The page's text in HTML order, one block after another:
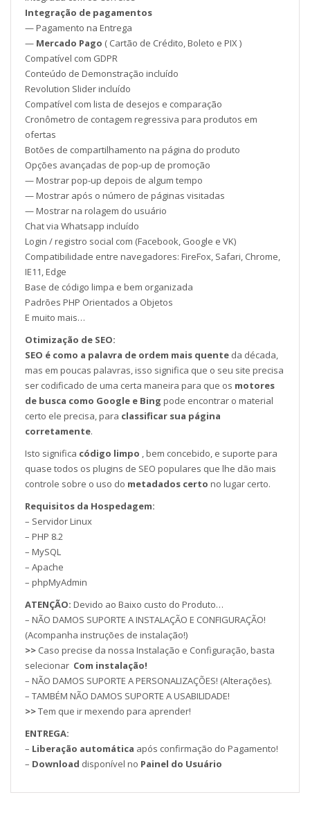
Integração de pagamentos
— Pagamento na Entrega
— Mercado Pago ( Cartão de Crédito, Boleto e PIX )
Compatível com GDPR
Conteúdo de Demonstração incluído
Revolution Slider incluído
Compatível com lista de desejos e comparação
Cronômetro de contagem regressiva para produtos em
ofertas
Botões de compartilhamento na página do produto
Opções avançadas de pop-up de promoção
— Mostrar pop-up depois de algum tempo
— Mostrar após o número de páginas visitadas
— Mostrar na rolagem do usuário
Chat via Whatsapp incluído
Login / registro social com (Facebook, Google e VK)
Compatibilidade entre navegadores: FireFox, Safari, Chrome,
IE11, Edge
Base de código limpa e bem organizada
Padrões PHP Orientados a Objetos
E muito mais…
Otimização de SEO:
SEO é como a palavra de ordem mais quente da década,
mas em poucas palavras, isso significa que o seu site precisa
ser codificado de uma certa maneira para que os motores
de busca como Google e Bing pode encontrar o material
certo ele precisa, para classificar sua página
corretamente.
Isto significa código limpo , bem concebido, e suporte para
quase todos os plugins de SEO populares que lhe dão mais
controle sobre o uso do metadados certo no lugar certo.
Requisitos da Hospedagem:
– Servidor Linux
– PHP 8.2
– MySQL
– Apache
– phpMyAdmin
ATENÇÃO: Devido ao Baixo custo do Produto…
– NÃO DAMOS SUPORTE A INSTALAÇÃO E CONFIGURAÇÃO!
(Acompanha instruções de instalação!)
>> Caso precise da nossa Instalação e Configuração, basta
selecionar Com instalação!
– NÃO DAMOS SUPORTE A PERSONALIZAÇÕES! (Alterações).
– TAMBÉM NÃO DAMOS SUPORTE A USABILIDADE!
>>Tem que ir mexendo para aprender!
ENTREGA:
– Liberação automática após confirmação do Pagamento!
– Download disponível no Painel do Usuário